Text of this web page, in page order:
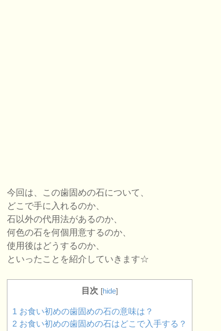
今回は、この歯固めの石について、
どこで手に入れるのか、
石以外の代用法があるのか、
何色の石を何個用意するのか、
使用後はどうするのか、
といったことを紹介していきます☆
目次 [hide]
1 お食い初めの歯固めの石の意味は？
2 お食い初めの歯固めの石はどこで入手する？